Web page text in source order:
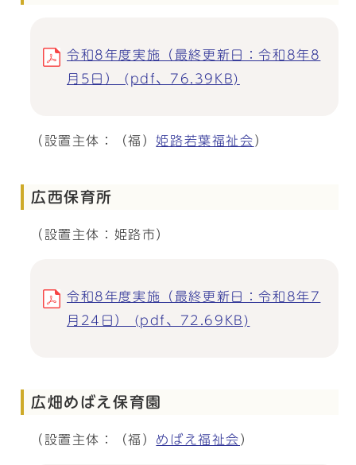
令和8年度実施（最終更新日：令和8年8
月5日） (pdf、76.39KB)
（設置主体：（福）姫路若葉福祉会 ）
広西保育所
（設置主体：姫路市）
令和8年度実施（最終更新日：令和8年7
月24日） (pdf、72.69KB)
広畑めばえ保育園
（設置主体：（福） めばえ福祉会 ）